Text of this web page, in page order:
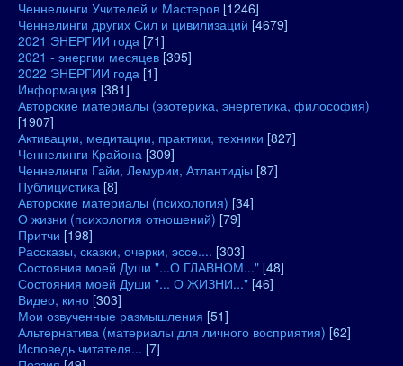
Ченнелинги Учителей и Мастеров [1246]
Ченнелинги других Сил и цивилизаций [4679]
2021 ЭНЕРГИИ года [71]
2021 - энергии месяцев [395]
2022 ЭНЕРГИИ года [1]
Информация [381]
Авторские материалы (эзотерика, энергетика, философия)
[1907]
Активации, медитации, практики, техники [827]
Ченнелинги Крайона [309]
Ченнелинги Гайи, Лемурии, Атлантидіы [87]
Публицистика [8]
Авторские материалы (психология) [34]
О жизни (психология отношений) [79]
Притчи [198]
Рассказы, сказки, очерки, эссе.... [303]
Состояния моей Души "...О ГЛАВНОМ..." [48]
Состояния моей Души "... О ЖИЗНИ..." [46]
Видео, кино [303]
Мои озвученные размышления [51]
Альтернатива (материалы для личного восприятия) [62]
Исповедь читателя... [7]